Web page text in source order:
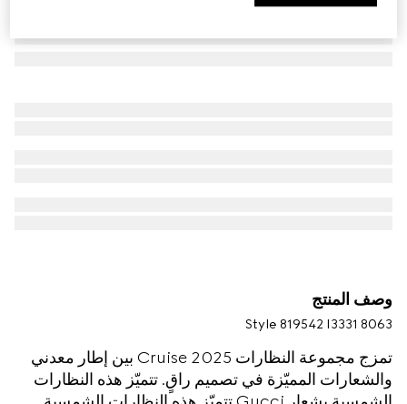
وصف المنتج
Style ‎819542 I3331 8063
تمزج مجموعة النظارات Cruise 2025 بين إطار معدني
والشعارات المميّزة في تصميم راقٍ. تتميّز هذه النظارات